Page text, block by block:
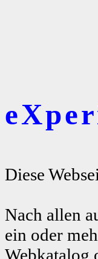
Diese
Nach allen
ein oder
Webkatalog